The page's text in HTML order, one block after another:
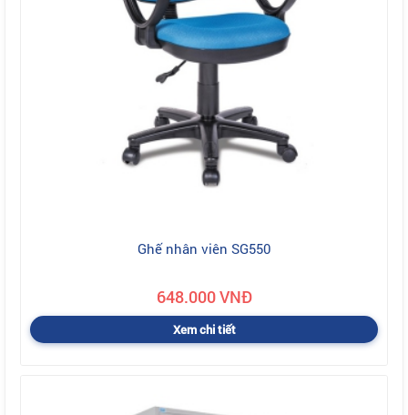
Ghế nhân viên SG550
648.000 VNĐ
Xem chi tiết